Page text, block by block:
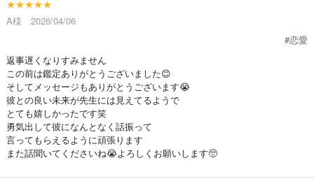
★★★★★
A様 2026/04/06
#恋愛
返事遅くなりすみません
この前は鑑定ありがとうございました😊
そしてメッセージもありがとうございます😭
彼との良い未来が先生には見えてるようで
とても嬉しかったです笑
勇気出して彼になんとなく話振って
言ってもらえるように頑張ります
また話聞いてくださいね😭よろしくお願いします🥺